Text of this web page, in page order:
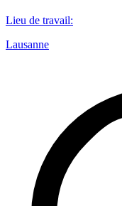
Lieu de travail:
Lausanne